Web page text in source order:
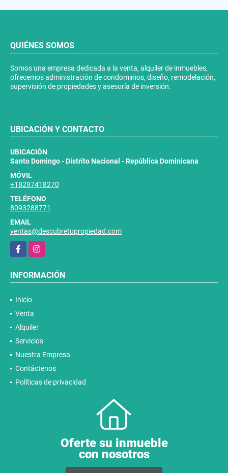
QUIÉNES SOMOS
Somos una empresa dedicada a la venta, alquiler de inmuebles,
ofrecemos administración de condominios, diseño, remodelación,
supervisión de propiedades y asesoría de inversión.
UBICACIÓN Y CONTACTO
UBICACIÓN
Santo Domingo - Distrito Nacional - República Dominicana
MÓVIL
+18297418270
TELÉFONO
8093288771
EMAIL
ventas@descubretupropiedad.com
FacebookInstagram
INFORMACIÓN
Inicio
Venta
Alquiler
Servicios
Nuestra Empresa
Contáctenos
Políticas de privacidad
Oferte su inmueble
con nosotros